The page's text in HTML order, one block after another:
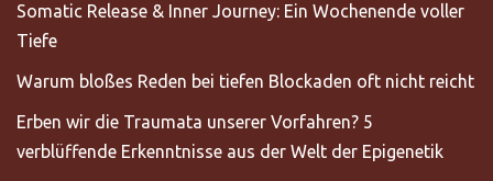
Somatic Release & Inner Journey: Ein Wochenende voller
Tiefe
Warum bloßes Reden bei tiefen Blockaden oft nicht reicht
Erben wir die Traumata unserer Vorfahren? 5
verblüffende Erkenntnisse aus der Welt der Epigenetik